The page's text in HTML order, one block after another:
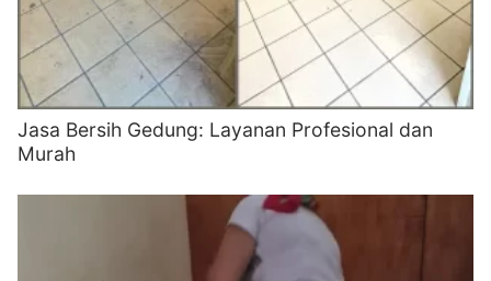
Jasa Bersih Gedung: Layanan Profesional dan
Murah